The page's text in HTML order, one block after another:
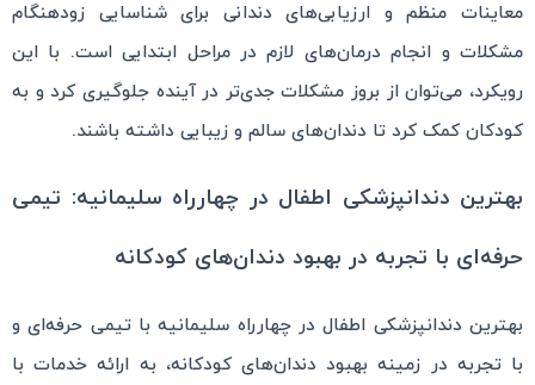
معاینات منظم و ارزیابی‌های دندانی برای شناسایی زودهنگام
مشکلات و انجام درمان‌های لازم در مراحل ابتدایی است. با این
رویکرد، می‌توان از بروز مشکلات جدی‌تر در آینده جلوگیری کرد و به
کودکان کمک کرد تا دندان‌های سالم و زیبایی داشته باشند.
بهترین دندانپزشکی اطفال در چهارراه سلیمانیه: تیمی
حرفه‌ای با تجربه در بهبود دندان‌های کودکانه
بهترین دندانپزشکی اطفال در چهارراه سلیمانیه با تیمی حرفه‌ای و
با تجربه در زمینه بهبود دندان‌های کودکانه، به ارائه خدمات با